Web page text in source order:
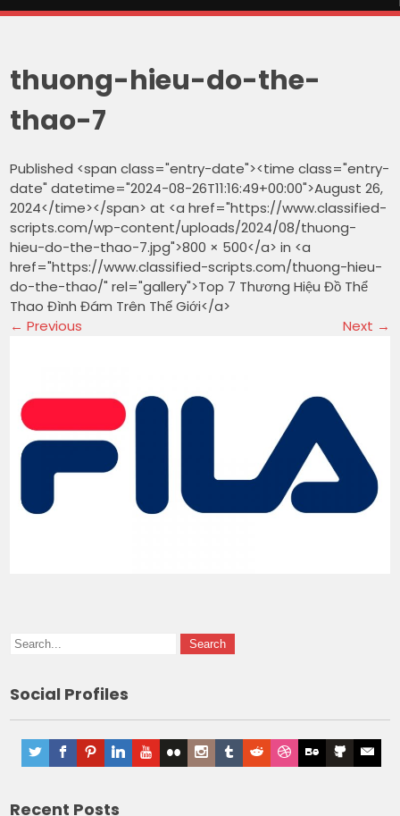
thuong-hieu-do-the-
thao-7
Published <span class="entry-date"><time class="entry-
date" datetime="2024-08-26T11:16:49+00:00">August 26,
2024</time></span> at <a href="https://www.classified-
scripts.com/wp-content/uploads/2024/08/thuong-
hieu-do-the-thao-7.jpg">800 × 500</a> in <a
href="https://www.classified-scripts.com/thuong-hieu-
do-the-thao/" rel="gallery">Top 7 Thương Hiệu Đồ Thể
Thao Đình Đám Trên Thế Giới</a>
← Previous Next →
Social Profiles
Recent Posts